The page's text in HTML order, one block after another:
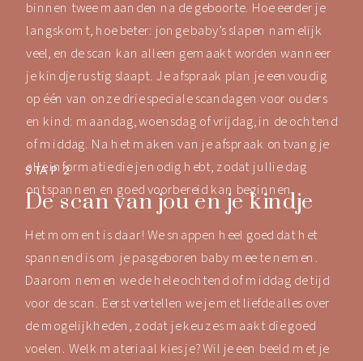
Het moment is daar! We snappen heel goed dat het
spannend is om je pasgeboren baby mee te nemen.
Daarom nemen we de hele ochtend of middag de tijd
voor de scan. Eerst vertellen we je met liefde alles over
de mogelijkheden, zodat je keuzes maakt die goed
voelen. Welk materiaal kies je? Wil je een beeld met je
De scan van jou en je kindje
STAP 2
binnen twee maanden na de geboorte. Hoe eerder je
langskomt, hoe beter: jonge baby’s slapen namelijk
veel, en de scan kan alleen gemaakt worden wanneer
je kindje rustig slaapt. Je afspraak plan je eenvoudig
op één van onze drie speciale scandagen voor ouders
en kind: maandag, woensdag of vrijdag, in de ochtend
of middag. Na het maken van je afspraak ontvang je
alle informatie die je nodig hebt, zodat jullie dag
ontspannen en goed voorbereid kan beginnen.